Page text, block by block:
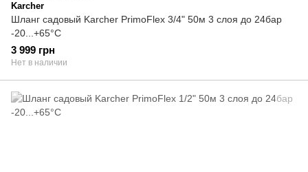
Karcher
Шланг садовый Karcher PrimoFlex 3/4" 50м 3 слоя до 24бар
-20...+65°C
3 999 грн
Нет в наличии